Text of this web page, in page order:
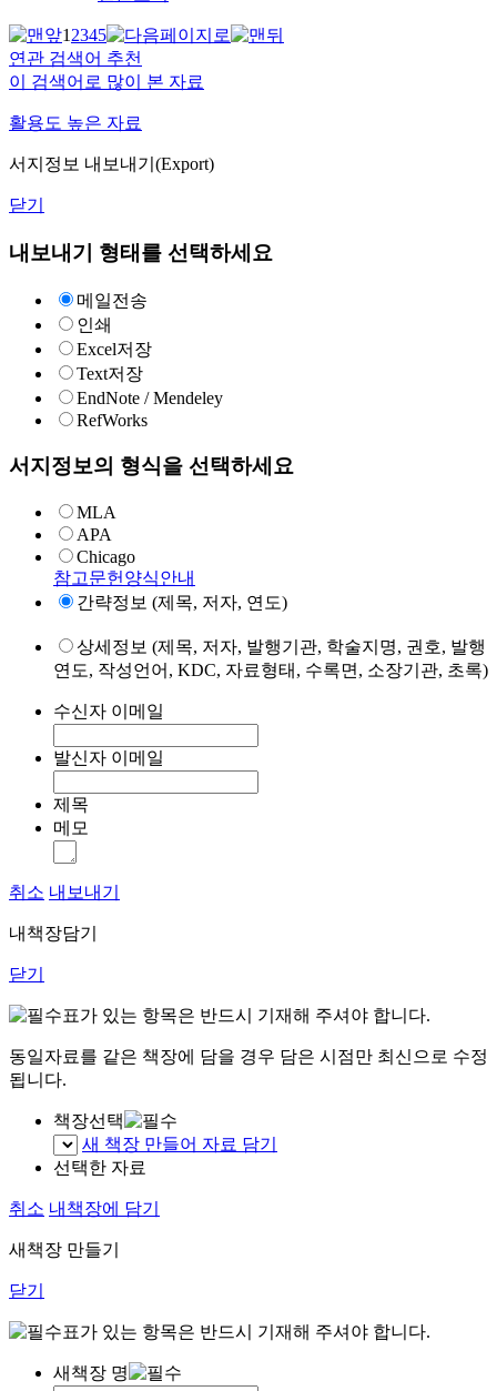
12345
연관 검색어 추천
이 검색어로 많이 본 자료
활용도 높은 자료
서지정보 내보내기(Export)
닫기
내보내기 형태를 선택하세요
메일전송
인쇄
Excel저장
Text저장
EndNote / Mendeley
RefWorks
서지정보의 형식을 선택하세요
MLA
APA
Chicago
참고문헌양식안내
간략정보 (제목, 저자, 연도)
상세정보 (제목, 저자, 발행기관, 학술지명, 권호, 발행
연도, 작성언어, KDC, 자료형태, 수록면, 소장기관, 초록)
수신자 이메일
발신자 이메일
제목
메모
취소 내보내기
내책장담기
닫기
표가 있는 항목은 반드시 기재해 주셔야 합니다.
동일자료를 같은 책장에 담을 경우 담은 시점만 최신으로 수정
됩니다.
책장선택
새 책장 만들어 자료 담기
선택한 자료
취소 내책장에 담기
새책장 만들기
닫기
표가 있는 항목은 반드시 기재해 주셔야 합니다.
새책장 명